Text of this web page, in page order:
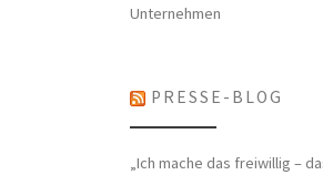
Unternehmen
PRESSE-BLOG
„Ich mache das freiwillig –